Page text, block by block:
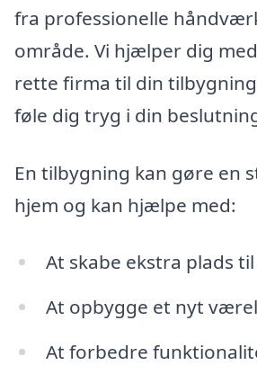
fra professionelle
område. Vi hjælper dig
rette firma til din
føle dig tryg i din
En tilbygning kan gøre en
hjem og kan hjælpe med:
At skabe ekstra plads
At opbygge et nyt
At forbedre